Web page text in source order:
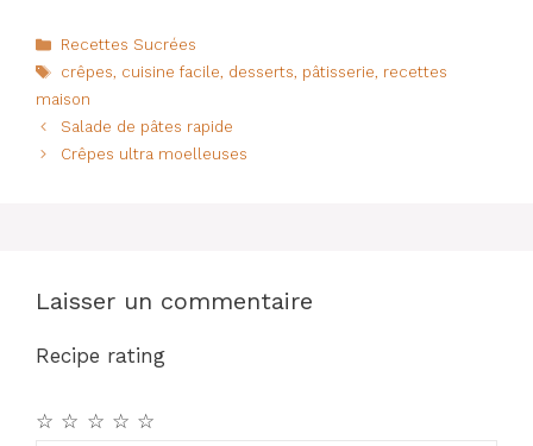
c
e
b
o
at
s
A
p
te
re
st
g
er
Catégories
Recettes Sucrées
Étiquettes
crêpes, cuisine facile, desserts, pâtisserie, recettes
maison
Salade de pâtes rapide
Crêpes ultra moelleuses
Laisser un commentaire
Recipe rating
☆
☆
☆
☆
☆